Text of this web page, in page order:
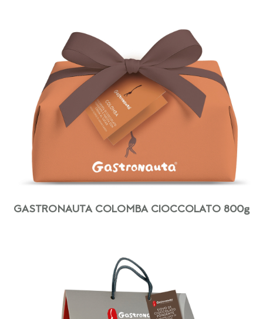
GASTRONAUTA COLOMBA CIOCCOLATO 800g